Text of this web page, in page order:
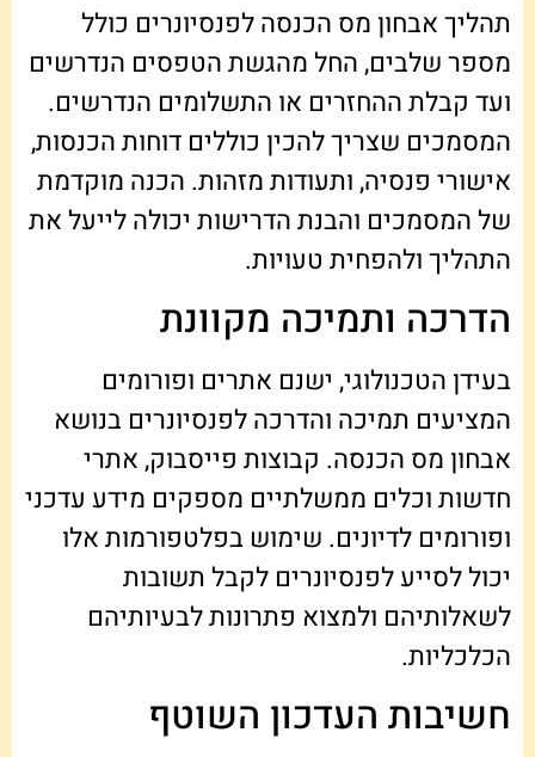
תהליך אבחון מס הכנסה לפנסיונרים כולל
מספר שלבים, החל מהגשת הטפסים הנדרשים
ועד קבלת ההחזרים או התשלומים הנדרשים.
המסמכים שצריך להכין כוללים דוחות הכנסות,
אישורי פנסיה, ותעודות מזהות. הכנה מוקדמת
של המסמכים והבנת הדרישות יכולה לייעל את
התהליך ולהפחית טעויות.
הדרכה ותמיכה מקוונת
בעידן הטכנולוגי, ישנם אתרים ופורומים
המציעים תמיכה והדרכה לפנסיונרים בנושא
אבחון מס הכנסה. קבוצות פייסבוק, אתרי
חדשות וכלים ממשלתיים מספקים מידע עדכני
ופורומים לדיונים. שימוש בפלטפורמות אלו
יכול לסייע לפנסיונרים לקבל תשובות
לשאלותיהם ולמצוא פתרונות לבעיותיהם
הכלכליות.
חשיבות העדכון השוטף